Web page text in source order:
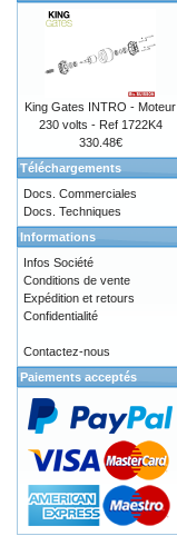
King Gates INTRO - Moteur
230 volts - Ref 1722K4
330.48€
Téléchargements
Docs. Commerciales
Docs. Techniques
Informations
Infos Société
Conditions de vente
Expédition et retours
Confidentialité
Contactez-nous
Paiements acceptés